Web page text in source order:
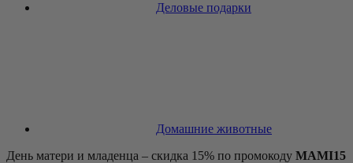
Деловые подарки
Домашние животные
День матери и младенца – скидка 15% по промокоду MAMI15